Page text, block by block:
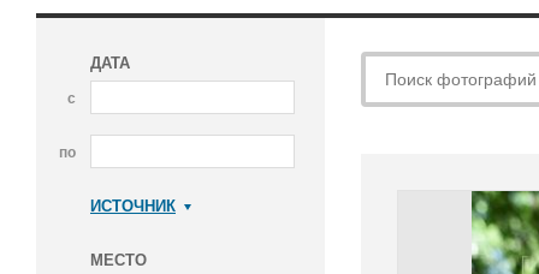
ДАТА
с
по
ИСТОЧНИК
МЕСТО